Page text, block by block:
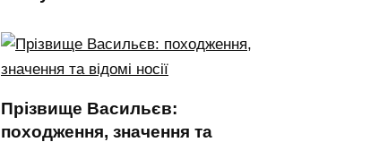
Прізвище Васильєв:
походження, значення та